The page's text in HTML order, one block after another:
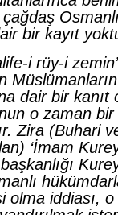
bir kayıt
i rüy-i
dair bir kanıt
o zaman bir
Zira (Buhari
‘İmam
olma iddiası,